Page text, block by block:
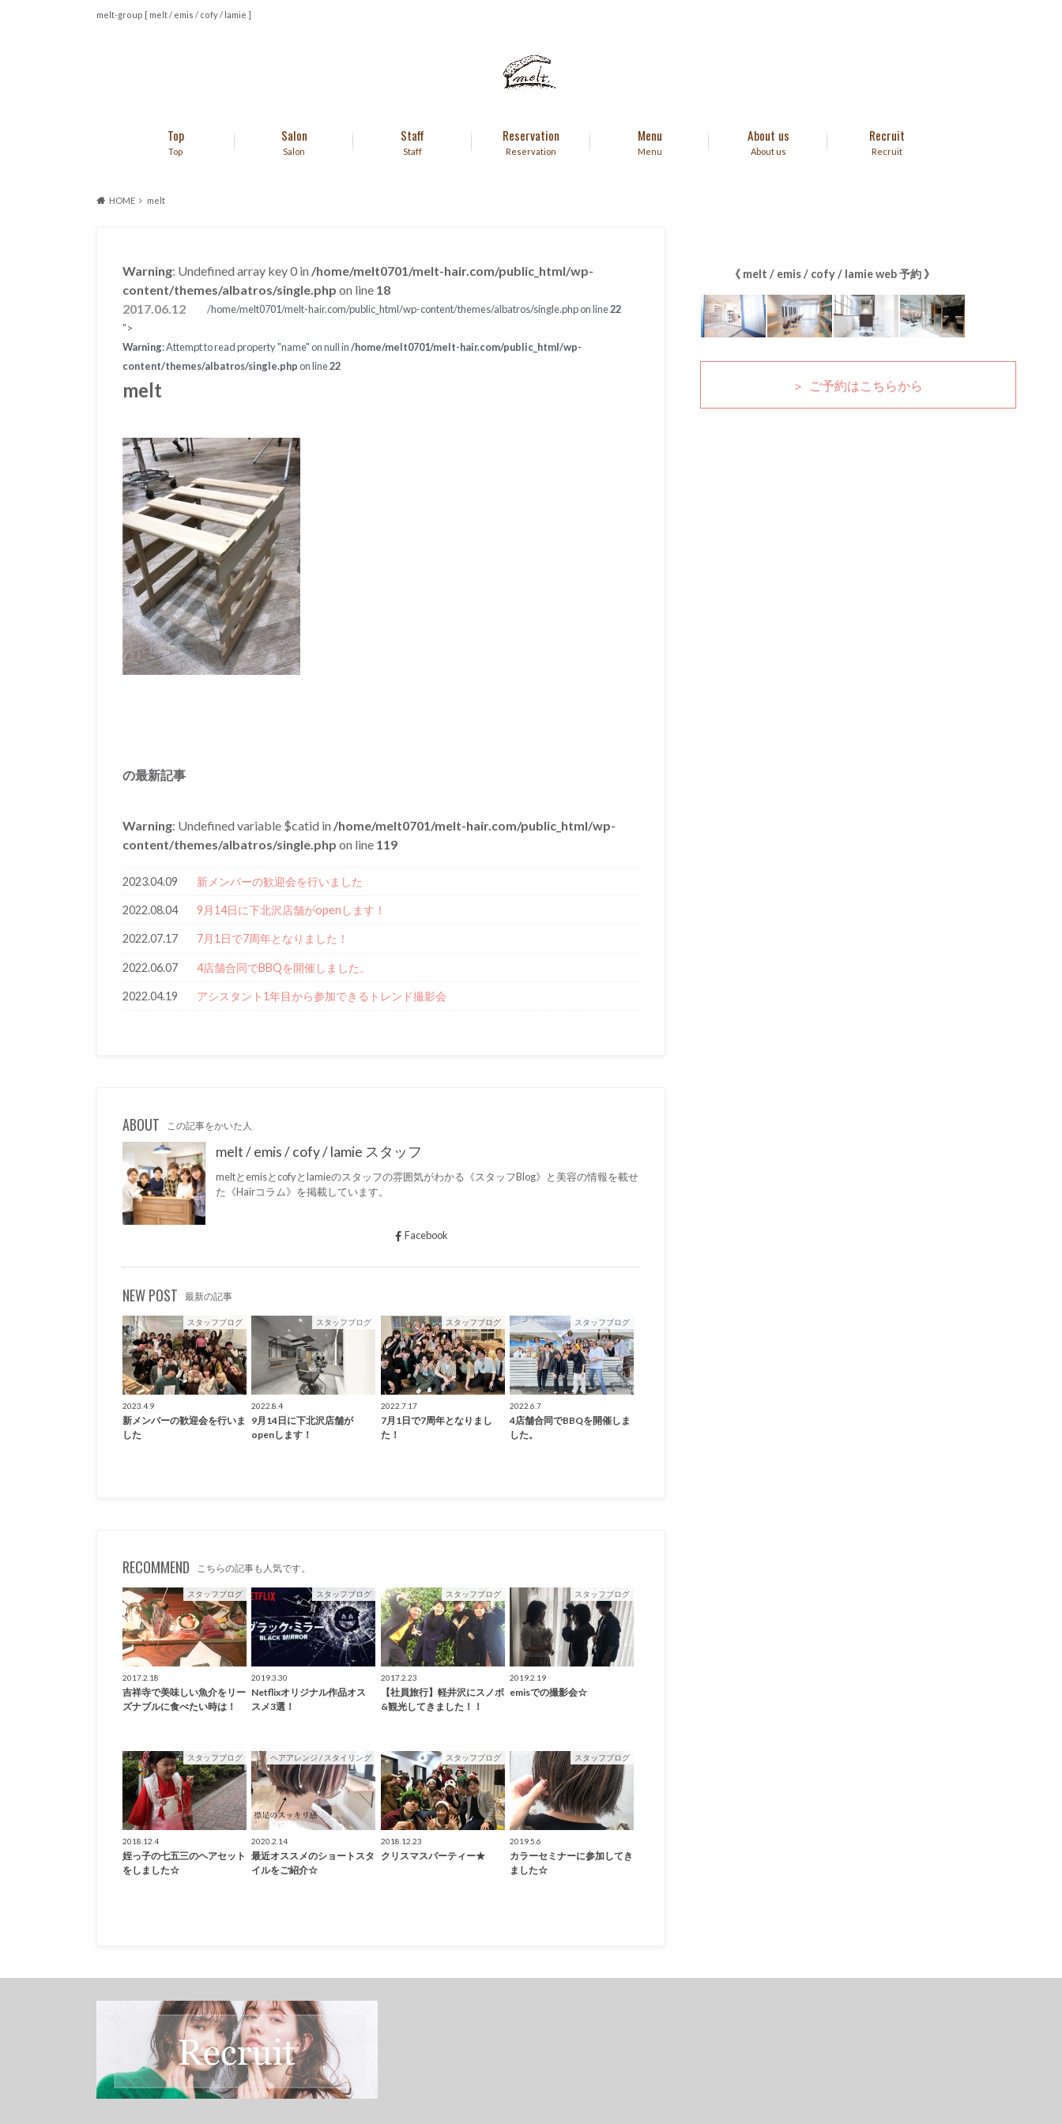
melt-group [ melt / emis / cofy / lamie ]
Top
Top
Salon
Salon
Staff
Staff
Reservation
Reservation
Menu
Menu
About us
About us
Recruit
Recruit
HOME melt
Warning: Undefined array key 0 in /home/melt0701/melt-hair.com/public_html/wp-
content/themes/albatros/single.php on line 18
2017.06.12
/home/melt0701/melt-hair.com/public_html/wp-content/themes/albatros/single.php on line22
">
Warning: Attempt to read property "name" on null in/home/melt0701/melt-hair.com/public_html/wp-
content/themes/albatros/single.php on line22
melt
の最新記事
Warning: Undefined variable $catid in /home/melt0701/melt-hair.com/public_html/wp-
content/themes/albatros/single.php on line 119
2023.04.09 新メンバーの歓迎会を行いました
2022.08.04 9月14日に下北沢店舗がopenします！
2022.07.17 7月1日で7周年となりました！
2022.06.07 4店舗合同でBBQを開催しました。
2022.04.19 アシスタント1年目から参加できるトレンド撮影会
ABOUT この記事をかいた人
melt / emis / cofy / lamie スタッフ
meltとemisとcofyとlamieのスタッフの雰囲気がわかる《スタッフBlog》と美容の情報を載せ
た《Hairコラム》を掲載しています。
Facebook
NEW POST 最新の記事
スタッフブログ
2023.4.9
新メンバーの歓迎会を行いま
した
スタッフブログ
2022.8.4
9月14日に下北沢店舗が
openします！
スタッフブログ
2022.7.17
7月1日で7周年となりまし
た！
スタッフブログ
2022.6.7
4店舗合同でBBQを開催しま
した。
RECOMMEND こちらの記事も人気です。
スタッフブログ
2017.2.18
吉祥寺で美味しい魚介をリー
ズナブルに食べたい時は！
スタッフブログ
2019.3.30
Netflixオリジナル作品オス
スメ3選！
スタッフブログ
2017.2.23
【社員旅行】軽井沢にスノボ
&観光してきました！！
スタッフブログ
2019.2.19
emisでの撮影会☆
スタッフブログ
2018.12.4
姪っ子の七五三のヘアセット
をしました☆
ヘアアレンジ / スタイリング
2020.2.14
最近オススメのショートスタ
イルをご紹介☆
スタッフブログ
2018.12.23
クリスマスパーティー★
スタッフブログ
2019.5.6
カラーセミナーに参加してき
ました☆
《 melt / emis / cofy / lamie web 予約 》
＞ ご予約はこちらから